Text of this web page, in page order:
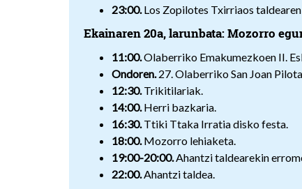
23:00.Los Zopilotes Txirriaos
Ekainaren 20a, larunbata: Mozorro
11:00.Olaberriko Emakumezkoen II.
Ondoren.27. Olaberriko San Joan
12:30.Trikitilariak.
14:00.Herri bazkaria.
16:30.Ttiki Ttaka Irratia disko festa.
18:00.Mozorro lehiaketa.
19:00-20:00.Ahantzi taldearekin
22:00.Ahantzi taldea.